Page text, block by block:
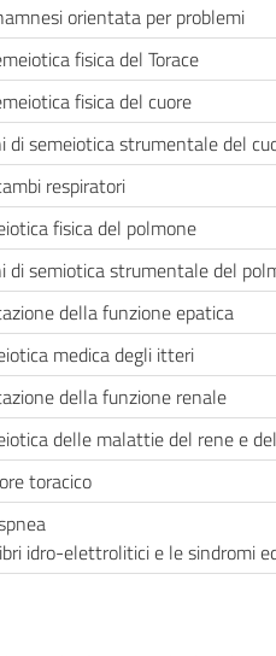
orientata per problemi
fisica del Torace
fisica del cuore
di semeiotica strumentale del
respiratori
fisica del polmone
di semiotica strumentale del
della funzione epatica
medica degli itteri
della funzione renale
delle malattie del rene e
toracico
idro-elettrolitici e le sindromi